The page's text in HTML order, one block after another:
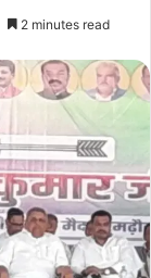
2 minutes read